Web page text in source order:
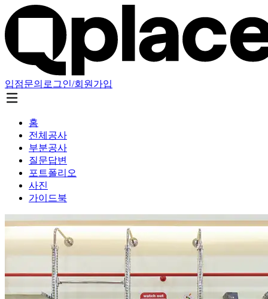
입점문의 로그인/회원가입
홈
전체공사
부분공사
질문답변
포트폴리오
사진
가이드북